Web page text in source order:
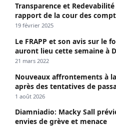
Transparence et
rapport de la cour des
19 février 2025
Le FRAPP et son avis sur le
auront lieu cette semaine à
21 mars 2022
Nouveaux affrontements à
après des tentatives de
1 août 2026
Diamniadio: Macky Sall
envies de grève et menace